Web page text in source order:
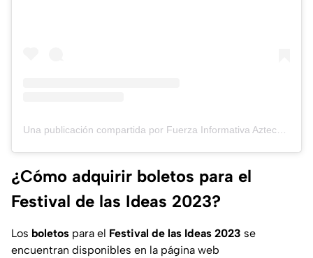
Una publicación compartida por Fuerza Informativa Azteca (@aztecanoticias)
¿Cómo adquirir boletos para el
Festival de las Ideas 2023?
Los boletos para el Festival de las Ideas 2023 se
encuentran disponibles en la página web